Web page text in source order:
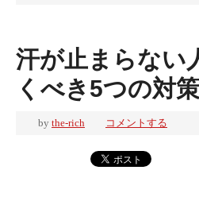
汗が止まらない
くべき5つの対策
by the-rich コメントする